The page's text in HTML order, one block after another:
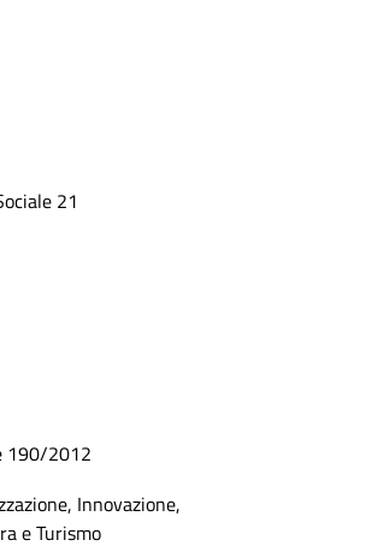
21
190/2012
Innovazione,
e Turismo